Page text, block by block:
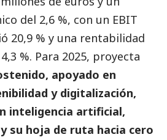
del 2,6 %, con un EBIT
20,9 % y una rentabilidad
%. Para 2025, proyecta
apoyado en
y digitalización,
inteligencia artificial,
su hoja de ruta hacia cero